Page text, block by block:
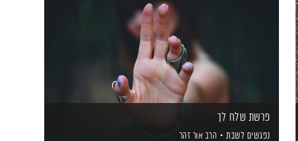
פרשת שלח לך
נפגשים לשבת הרב אור זהר